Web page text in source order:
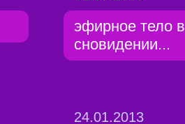
эфирное тело в
сновидении...
24.01.2013